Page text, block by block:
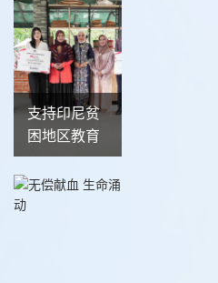
支持印尼贫
困地区教育